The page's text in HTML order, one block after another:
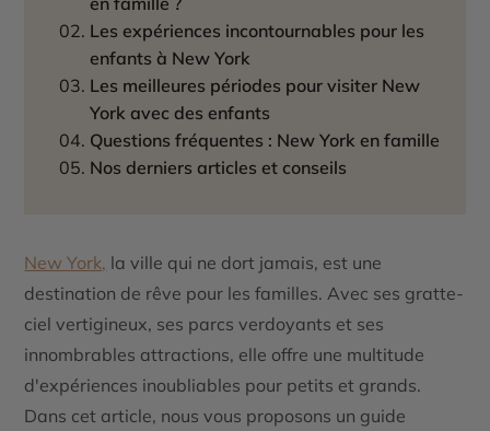
Les expériences incontournables pour les
enfants à New York
Les meilleures périodes pour visiter New
York avec des enfants
Questions fréquentes : New York en famille
Nos derniers articles et conseils
New York, la ville qui ne dort jamais, est une
destination de rêve pour les familles. Avec ses gratte-
ciel vertigineux, ses parcs verdoyants et ses
innombrables attractions, elle offre une multitude
d'expériences inoubliables pour petits et grands.
Dans cet article, nous vous proposons un guide